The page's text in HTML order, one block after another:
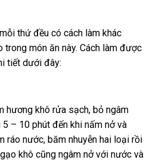
thứ đều có cách làm khác
trong món ăn này. Cách làm được
tiết dưới đây:
hương khô rửa sạch, bỏ ngâm
– 10 phút đến khi nấm nở và
ráo nước, băm nhuyễn hai loại rồi
khô cũng ngâm nở với nước và